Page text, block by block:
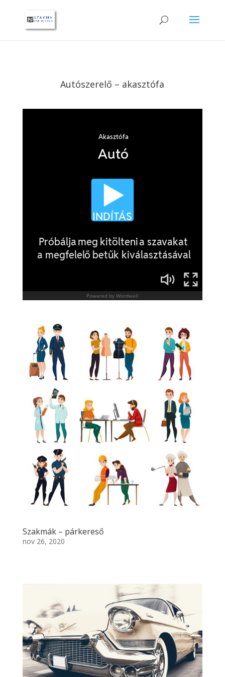
Autószerelő – akasztófa
Szakmák – párkereső
nov 26, 2020